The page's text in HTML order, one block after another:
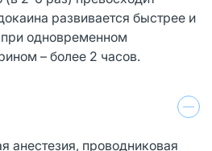
развивается быстрее и
одновременном
– более 2 часов.
анестезия, проводниковая